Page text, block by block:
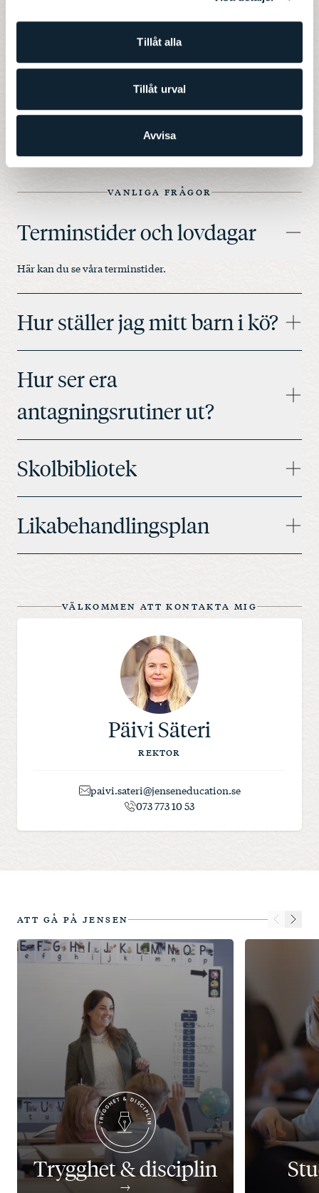
Tillåt alla
Tillåt urval
Avvisa
VANLIGA FRÅGOR
Terminstider och lovdagar
Här kan du se våraterminstider.
Hur ställer jag mitt barn i kö?
Hur ser era
antagningsrutiner ut?
Skolbibliotek
Likabehandlingsplan
VÄLKOMMEN ATT KONTAKTA MIG
Päivi Säteri
REKTOR
paivi.sateri@jenseneducation.se
073 773 10 53
ATT GÅ PÅ JENSEN
Trygghet & disciplin